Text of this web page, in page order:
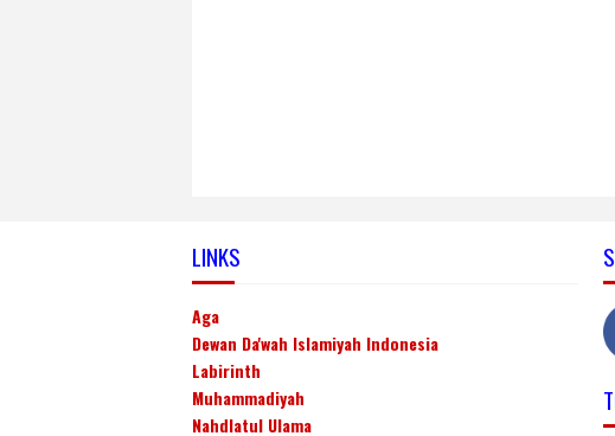
LINKS
Aga
Dewan Da'wah Islamiyah Indonesia
Labirinth
Muhammadiyah
Nahdlatul Ulama